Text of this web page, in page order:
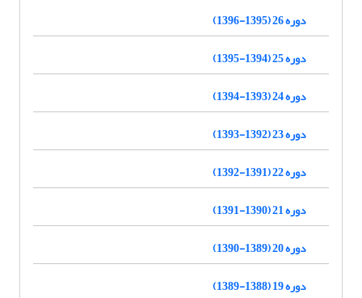
دوره 26 (1395-1396)
دوره 25 (1394-1395)
دوره 24 (1393-1394)
دوره 23 (1392-1393)
دوره 22 (1391-1392)
دوره 21 (1390-1391)
دوره 20 (1389-1390)
دوره 19 (1388-1389)